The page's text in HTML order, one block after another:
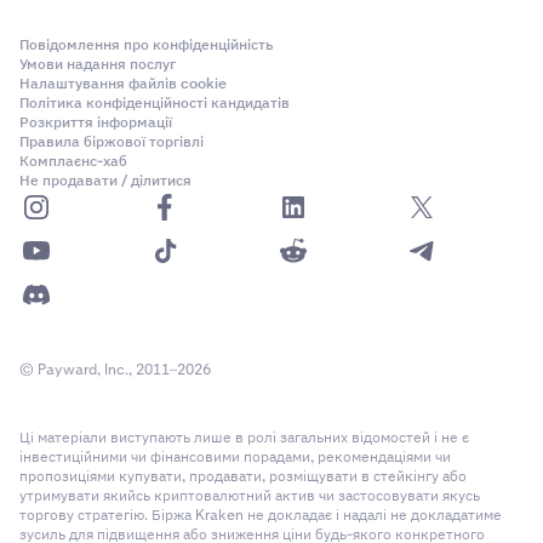
1 760 000
1 007 379
752 621
FI_BTCUSD_200228
0
Контракт FI було повністю продано на відкритому
ринку. Контракт PI вдалося продати лише частково —
тому решту 752 621 контрактів було передано
постачальникам ліквідності.
Та сама базова концепція, що й при ліквідації Coin-M,
але з однією ключовою відмінністю: коли активується
цей крок, стягується комісія за повну ліквідацію.
Комісія становить половину мінімального відсотка
підтримувальної маржі для контракту. (Наприклад, для
PF_XBTUSD комісія за ліквідацію — 0,5 %, тобто
половина від мінімальної підтримувальної маржі 1 %).
Приклад:
Ви маєте довгу позицію на 10 контрактів
PF_XBTUSD із ціною входу $20 000. Загальна вартість
позиції: $200 000. Ваша підтримувальна маржа
Ліквідація настає, коли ціна маркування досягає $19
Комісія за ліквідацію в розмірі $1 000 (0,5 % × $200
000) списується негайно
IOC-ордер на продаж виставляється приблизно за $19
100 — ціна, за якої Ваш маржинальний капітал
Повідомлення про конфіденційність
Умови надання послуг
Налаштування файлів cookie
Політика конфіденційності кандидатів
Розкриття інформації
Правила біржової торгівлі
Комплаєнс-хаб
Не продавати / ділитися
© Payward, Inc., 2011–2026
Ці матеріали виступають лише в ролі загальних відомостей і не є
інвестиційними чи фінансовими порадами, рекомендаціями чи
пропозиціями купувати, продавати, розміщувати в стейкінгу або
утримувати якийсь криптовалютний актив чи застосовувати якусь
торгову стратегію. Біржа Kraken не докладає і надалі не докладатиме
зусиль для підвищення або зниження ціни будь-якого конкретного